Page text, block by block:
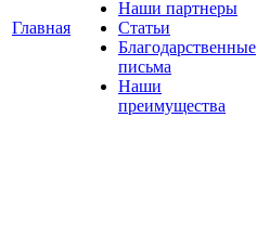
Главная
Наши партнеры
Статьи
Благодарственные
письма
Наши
преимущества